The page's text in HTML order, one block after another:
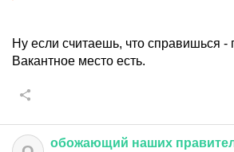
Ну если считаешь, что справишься -
Вакантное место есть.
обожающий наших